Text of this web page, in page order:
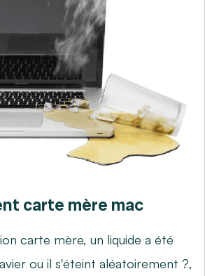
carte mère mac
carte mère, un liquide a été
ou il s'éteint aléatoirement ?,